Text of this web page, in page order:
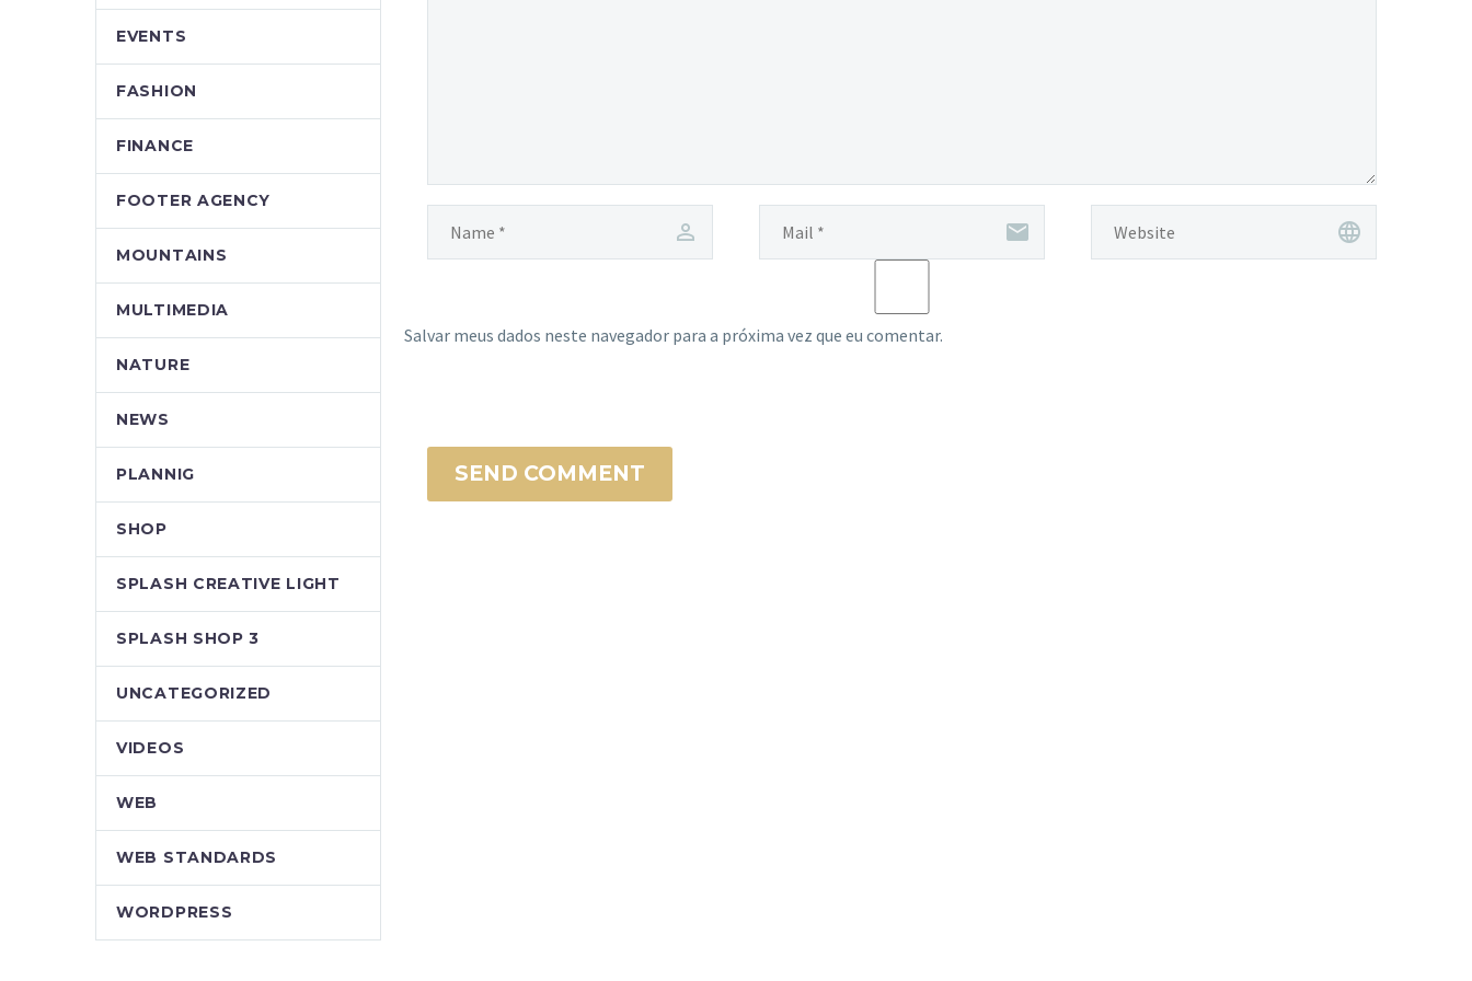
Salvar meus dados neste navegador para a próxima vez que eu comentar.
SEND COMMENT
EVENTS
FASHION
FINANCE
FOOTER AGENCY
MOUNTAINS
MULTIMEDIA
NATURE
NEWS
PLANNIG
SHOP
SPLASH CREATIVE LIGHT
SPLASH SHOP 3
UNCATEGORIZED
VIDEOS
WEB
WEB STANDARDS
WORDPRESS